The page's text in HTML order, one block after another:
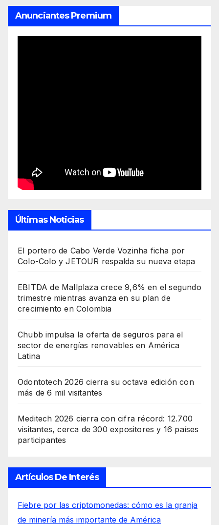
Anunciantes Premium
Últimas Noticias
El portero de Cabo Verde Vozinha ficha por
Colo-Colo y JETOUR respalda su nueva etapa
EBITDA de Mallplaza crece 9,6% en el segundo
trimestre mientras avanza en su plan de
crecimiento en Colombia
Chubb impulsa la oferta de seguros para el
sector de energías renovables en América
Latina
Odontotech 2026 cierra su octava edición con
más de 6 mil visitantes
Meditech 2026 cierra con cifra récord: 12.700
visitantes, cerca de 300 expositores y 16 países
participantes
Artículos De Interés
Fiebre por las criptomonedas: cómo es la granja
de minería más importante de América